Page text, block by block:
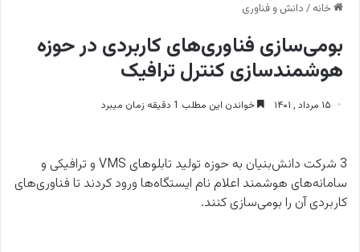
خانه / دانش و فناوری
بومی‌سازی فناوری‌های کاربردی در حوزه
هوشمندسازی کنترل ترافیک
۱۵ مرداد , ۱۴۰۱ خواندن این مطلب 1 دقیقه زمان میبرد
3 شرکت دانش‌بنیان به حوزه تولید تابلوهای VMS و ترافیکی و
سامانه‌های هوشمند اعلام نام ایستگاه‌ها ورود کردند تا فناوری‌های
کاربردی آن را بومی‌سازی کنند.